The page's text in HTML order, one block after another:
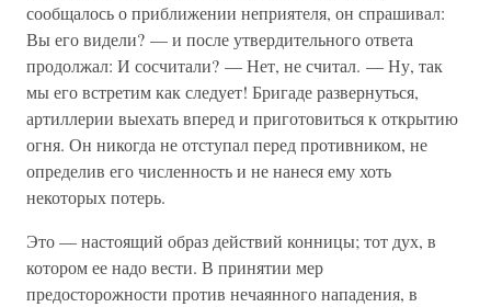
сообщалось о приближении неприятеля, он спрашивал:
Вы его видели? — и после утвердительного ответа
продолжал: И сосчитали? — Нет, не считал. — Ну, так
мы его встретим как следует! Бригаде развернуться,
артиллерии выехать вперед и приготовиться к открытию
огня. Он никогда не отступал перед противником, не
определив его численность и не нанеся ему хоть
некоторых потерь.
Это — настоящий образ действий конницы; тот дух, в
котором ее надо вести. В принятии мер
предосторожности против нечаянного нападения, в